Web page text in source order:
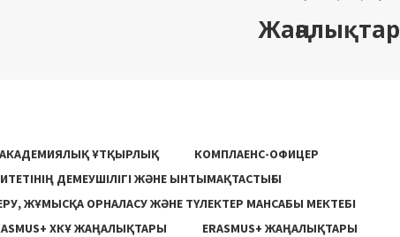
Жаңалықтар
АКАДЕМИЯЛЫҚ ҰТҚЫРЛЫҚ
КОМПЛАЕНС-ОФИЦЕР
ДЕМЕУШІЛІГІ ЖӘНЕ ЫНТЫМАҚТАСТЫҒЫ
ЖҰМЫСҚА ОРНАЛАСУ ЖƏНЕ ТҮЛЕКТЕР МАНСАБЫ МЕКТЕБІ
ХКҰ ЖАҢАЛЫҚТАРЫ
ERASMUS+ ЖАҢАЛЫҚТАРЫ